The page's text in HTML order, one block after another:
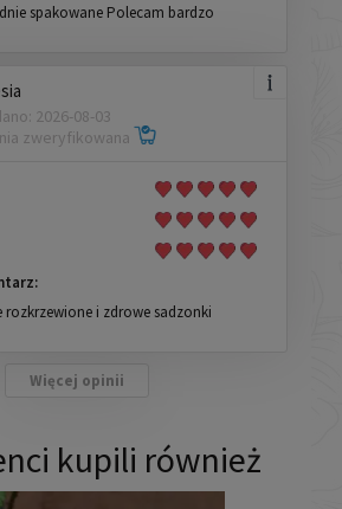
spakowane Polecam bardzo
2026-08-03
zweryfikowana
rozkrzewione i zdrowe sadzonki
Więcej opinii
kupili również